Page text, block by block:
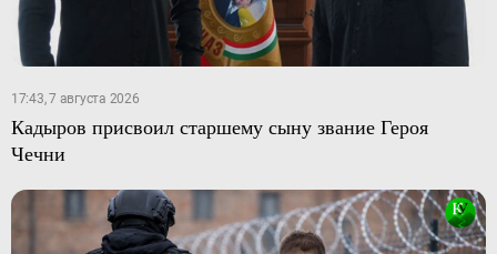
17:43, 7 августа 2026
Кадыров присвоил старшему сыну звание Героя
Чечни